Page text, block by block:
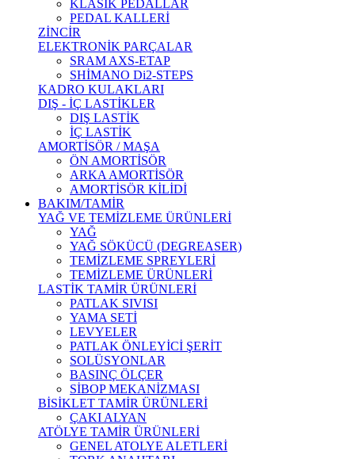
KLASİK PEDALLAR
PEDAL KALLERİ
ZİNCİR
ELEKTRONİK PARÇALAR
SRAM AXS-ETAP
SHİMANO Di2-STEPS
KADRO KULAKLARI
DIŞ - İÇ LASTİKLER
DIŞ LASTİK
İÇ LASTİK
AMORTİSÖR / MAŞA
ÖN AMORTİSÖR
ARKA AMORTİSÖR
AMORTİSÖR KİLİDİ
BAKIM/TAMİR
YAĞ VE TEMİZLEME ÜRÜNLERİ
YAĞ
YAĞ SÖKÜCÜ (DEGREASER)
TEMİZLEME SPREYLERİ
TEMİZLEME ÜRÜNLERİ
LASTİK TAMİR ÜRÜNLERİ
PATLAK SIVISI
YAMA SETİ
LEVYELER
PATLAK ÖNLEYİCİ ŞERİT
SOLÜSYONLAR
BASINÇ ÖLÇER
SİBOP MEKANİZMASI
BİSİKLET TAMİR ÜRÜNLERİ
ÇAKI ALYAN
ATÖLYE TAMİR ÜRÜNLERİ
GENEL ATOLYE ALETLERİ